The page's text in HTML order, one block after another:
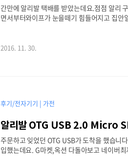
간만에 알리발 택배를 받았는데요.점점 알리
면서부터와이프가 눈을떼기 힘들어지고 집
을 줄까 걱정이 되어서 오프라인으로 다이렉
2016. 11. 30.
후기/전자기기 | 가전
알리발 OTG USB 2.0 Micro
주문하고 잊었던 OTG USB가 도착을 했습니
입했는데요. G마켓,옥션 다돌아보고 네이버